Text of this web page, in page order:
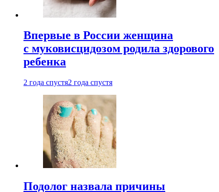
Впервые в России женщина
с муковисцидозом родила здорового
ребенка
2 года спустя2 года спустя
Подолог назвала причины